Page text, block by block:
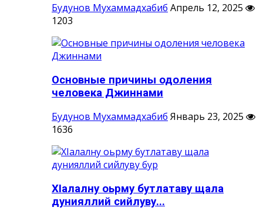
Будунов Мухаммадхабиб Апрель 12, 2025
1203
Основные причины одоления
человека Джиннами
Будунов Мухаммадхабиб Январь 23, 2025
1636
ХIалалну оьрму бутлатаву щала
дунияллий сийлуву...